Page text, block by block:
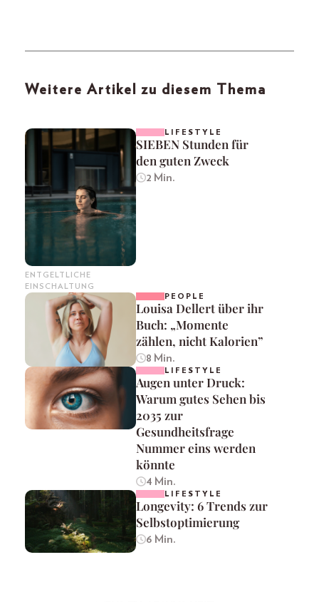
Weitere Artikel zu diesem Thema
ENTGELTLICHE
EINSCHALTUNG
LIFESTYLE
SIEBEN Stunden für
den guten Zweck
2 Min.
PEOPLE
Louisa Dellert über ihr
Buch: „Momente
zählen, nicht Kalorien”
8 Min.
LIFESTYLE
Augen unter Druck:
Warum gutes Sehen bis
2035 zur
Gesundheitsfrage
Nummer eins werden
könnte
4 Min.
LIFESTYLE
Longevity: 6 Trends zur
Selbstoptimierung
6 Min.